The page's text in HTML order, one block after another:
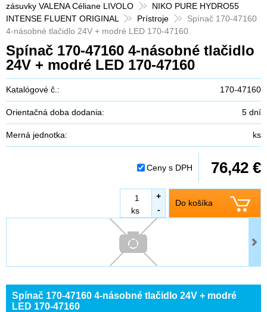
zásuvky VALENA Céliane LIVOLO
NIKO PURE HYDRO55
INTENSE FLUENT ORIGINAL
Prístroje
Spínač 170-47160
4-násobné tlačidlo 24V + modré LED 170-47160
Spínač 170-47160 4-násobné tlačidlo
24V + modré LED 170-47160
Katalógové č.: 170-47160
Orientačná doba dodania: 5 dní
Merná jednotka: ks
Ceny s DPH 76,42 €
Do košíka
-
ks
+
Spínač 170-47160 4-násobné tlačidlo 24V + modré
LED 170-47160